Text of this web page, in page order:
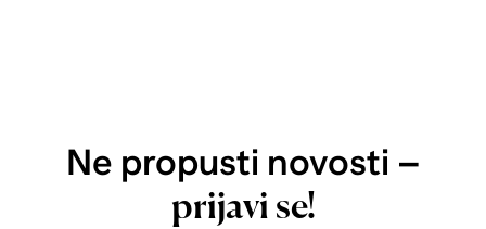
Ne propusti novosti –
prijavi se!